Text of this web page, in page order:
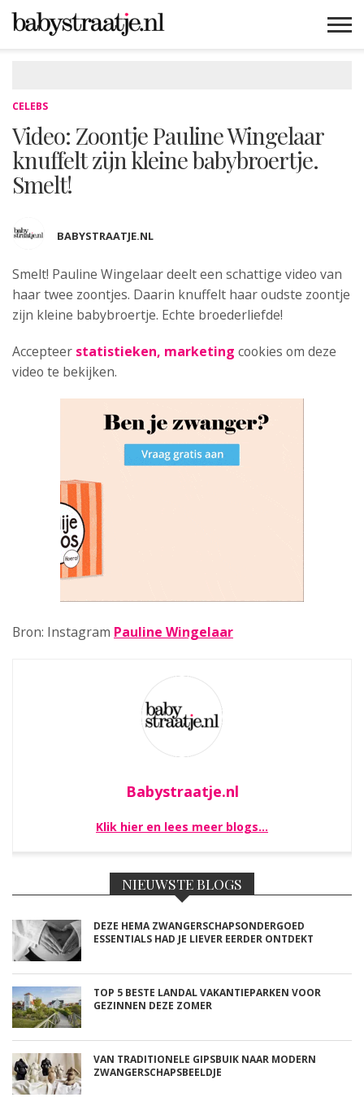
CELEBS
Video: Zoontje Pauline Wingelaar
knuffelt zijn kleine babybroertje.
Smelt!
BABYSTRAATJE.NL
Smelt! Pauline Wingelaar deelt een schattige video van
haar twee zoontjes. Daarin knuffelt haar oudste zoontje
zijn kleine babybroertje. Echte broederliefde!
Accepteer statistieken, marketing cookies om deze
video te bekijken.
Bron: Instagram Pauline Wingelaar
Babystraatje.nl
Klik hier en lees meer blogs…
NIEUWSTE BLOGS
DEZE HEMA ZWANGERSCHAPSONDERGOED
ESSENTIALS HAD JE LIEVER EERDER ONTDEKT
TOP 5 BESTE LANDAL VAKANTIEPARKEN VOOR
GEZINNEN DEZE ZOMER
VAN TRADITIONELE GIPSBUIK NAAR MODERN
ZWANGERSCHAPSBEELDJE